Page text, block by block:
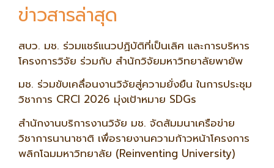
ข่าวสารล่าสุด
สบว. มช. ร่วมแชร์แนวปฏิบัติที่เป็นเลิศ และการบริหาร
โครงการวิจัย ร่วมกับ สำนักวิจัยมหาวิทยาลัยพายัพ
มช. ร่วมขับเคลื่อนงานวิจัยสู่ความยั่งยืน ในการประชุม
วิชาการ CRCI 2026 มุ่งเป้าหมาย SDGs
สำนักงานบริการงานวิจัย มช. จัดสัมมนาเครือข่าย
วิชาการนานาชาติ เพื่อรายงานความก้าวหน้าโครงการ
พลิกโฉมมหาวิทยาลัย (Reinventing University)